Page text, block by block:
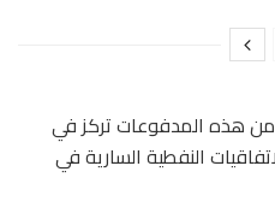
من هذه المدفوعات تركز في
النفطية السارية في